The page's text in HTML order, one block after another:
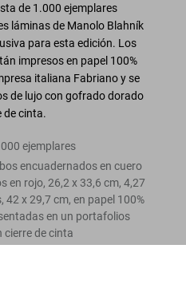
de 1.000 ejemplares
láminas de Manolo Blahník
para esta edición. Los
impresos en papel 100%
italiana Fabriano y se
de lujo con gofrado dorado
de cinta.
ejemplares
encuadernados en cuero
en rojo, 26,2 x 33,6 cm, 4,27
42 x 29,7 cm, en papel 100%
en un portafolios
de cinta